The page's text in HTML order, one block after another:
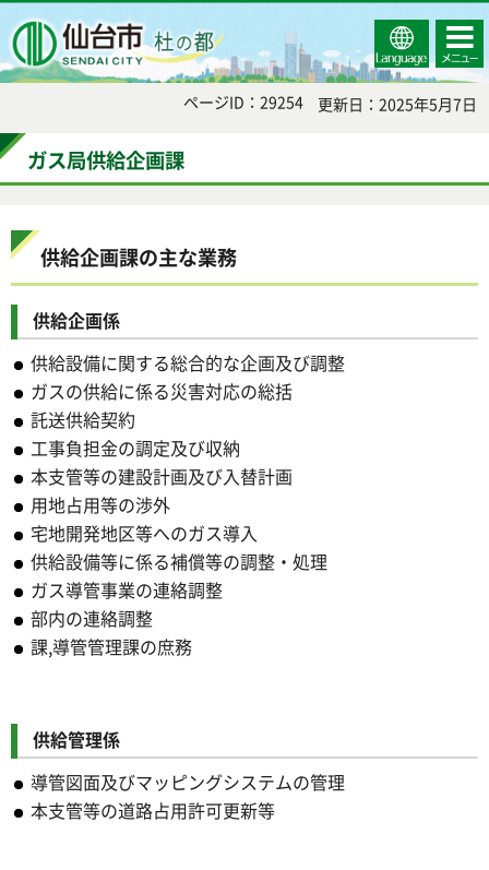
Select
Language
コンテ
ンツメ
ニュー
ページID：29254 更新日：2025年5月7日
ガス局供給企画課
供給企画課の主な業務
供給企画係
供給設備に関する総合的な企画及び調整
ガスの供給に係る災害対応の総括
託送供給契約
工事負担金の調定及び収納
本支管等の建設計画及び入替計画
用地占用等の渉外
宅地開発地区等へのガス導入
供給設備等に係る補償等の調整・処理
ガス導管事業の連絡調整
部内の連絡調整
課,導管管理課の庶務
供給管理係
導管図面及びマッピングシステムの管理
本支管等の道路占用許可更新等